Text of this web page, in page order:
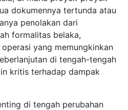
dokumennya tertunda atau
penolakan dari
formalitas belaka,
yang memungkinkan
di tengah-tengah
kritis terhadap dampak
di tengah perubahan